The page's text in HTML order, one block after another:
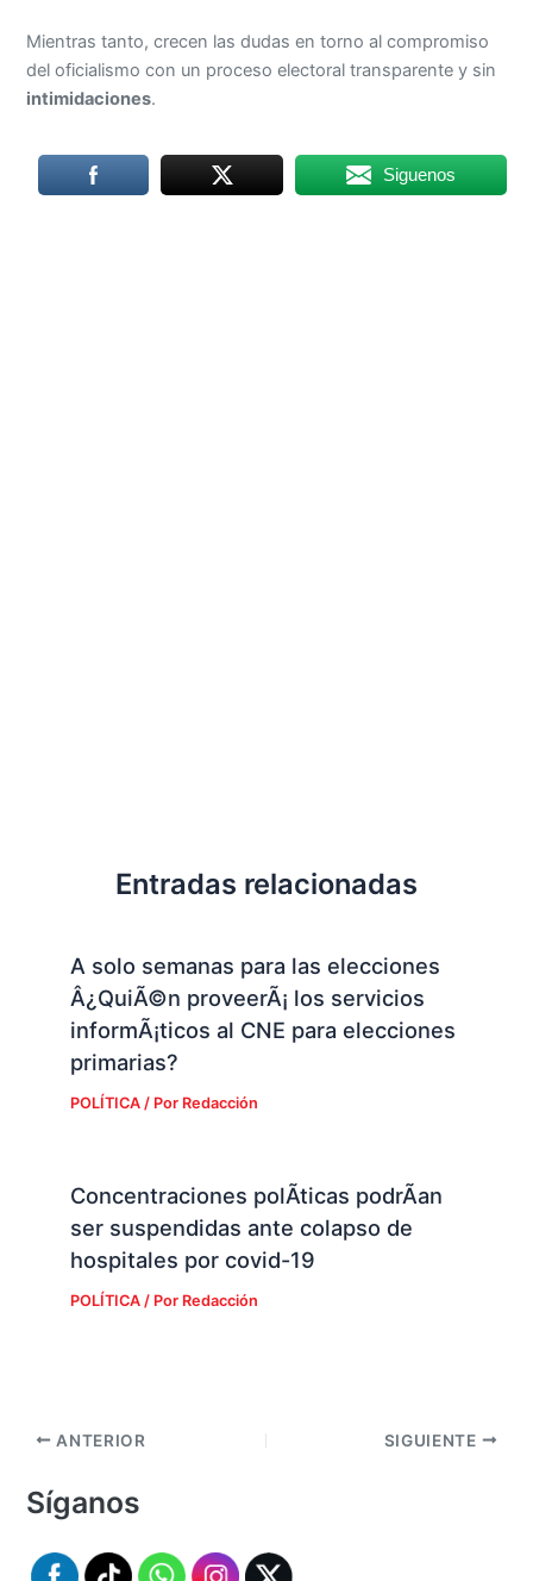
Mientras tanto, crecen las dudas en torno al compromiso
del oficialismo con un proceso electoral transparente y sin
intimidaciones.
Siguenos
Entradas relacionadas
A solo semanas para las elecciones
Â¿QuiÃ©n proveerÃ¡ los servicios
informÃ¡ticos al CNE para elecciones
primarias?
POLÍTICA/ Por Redacción
Concentraciones polÃ­ticas podrÃ­an
ser suspendidas ante colapso de
hospitales por covid-19
POLÍTICA/ Por Redacción
ANTERIOR SIGUIENTE
Síganos